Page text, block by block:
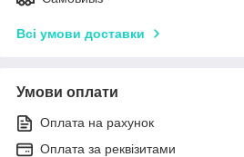
Всі умови доставки
Умови оплати
Оплата на рахунок
Оплата за реквізитами